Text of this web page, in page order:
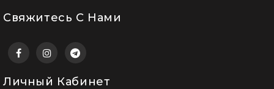
Свяжитесь С Нами
Личный Кабинет